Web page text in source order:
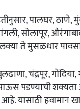
पालघर, ठाणे,
सोलापूर,
ते मुसळधार
चंद्रपूर,
पडण्याची शक्यता
यासाठी हवामान